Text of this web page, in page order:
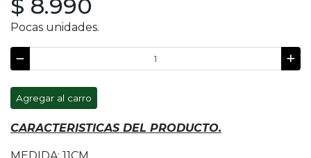
$ 8.990
Pocas unidades.
Agregar al carro
CARACTERISTICAS DEL PRODUCTO.